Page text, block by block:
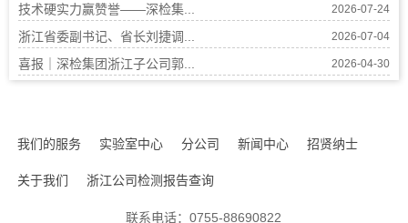
技术硬实力赢赞誉——深检集... 2026-07-24
浙江省委副书记、省长刘捷调... 2026-07-04
喜报｜深检集团浙江子公司郭... 2026-04-30
我们的服务 实验室中心 分公司 新闻中心 招贤纳士
关于我们 浙江公司检测报告查询
联系电话：0755-88690822